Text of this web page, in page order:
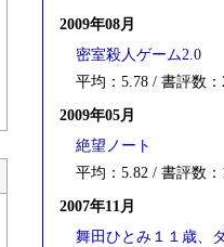
2009年08月
密室殺人ゲーム2.0
平均：5.78 / 書評数：
2009年05月
絶望ノート
平均：5.82 / 書評数：
2007年11月
舞田ひとみ１１歳、